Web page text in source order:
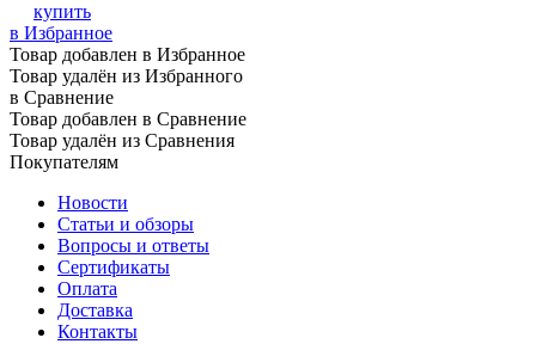
купить
в Избранное
Товар добавлен в Избранное
Товар удалён из Избранного
в Сравнение
Товар добавлен в Сравнение
Товар удалён из Сравнения
Покупателям
Новости
Статьи и обзоры
Вопросы и ответы
Сертификаты
Оплата
Доставка
Контакты